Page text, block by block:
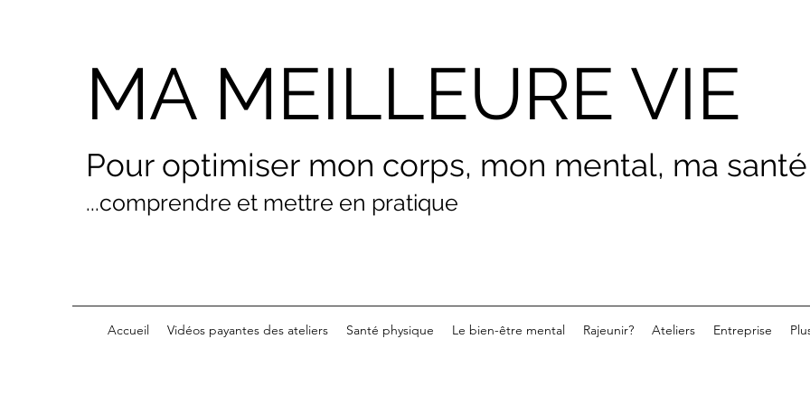
MA MEILLEURE VIE
Pour optimiser mon corps, mon mental, ma santé
...comprendre et mettre en pratique
Accueil Vidéos payantes des ateliers Santé physique Le bien-être mental Rajeunir? Ateliers Entreprise